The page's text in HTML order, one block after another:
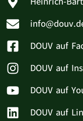
DOUV auf
DOUV auf
DOUV auf
DOUV auf